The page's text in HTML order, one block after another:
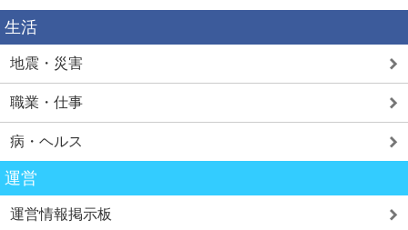
生活
地震・災害
職業・仕事
病・ヘルス
運営
運営情報掲示板